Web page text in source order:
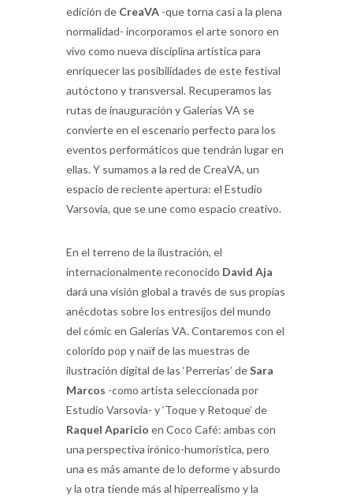
edición de CreaVA -que torna casi a la plena
normalidad- incorporamos el arte sonoro en
vivo como nueva disciplina artística para
enriquecer las posibilidades de este festival
autóctono y transversal. Recuperamos las
rutas de inauguración y Galerías VA se
convierte en el escenario perfecto para los
eventos performáticos que tendrán lugar en
ellas. Y sumamos a la red de CreaVA, un
espacio de reciente apertura: el Estudio
Varsovia, que se une como espacio creativo.
En el terreno de la ilustración, el
internacionalmente reconocido David Aja
dará una visión global a través de sus propias
anécdotas sobre los entresijos del mundo
del cómic en Galerías VA. Contaremos con el
colorido pop y naïf de las muestras de
ilustración digital de las ‘Perrerías’ deSara
Marcos -como artista seleccionada por
Estudio Varsovia- y ‘Toque y Retoque’ de
Raquel Aparicio en Coco Café: ambas con
una perspectiva irónico-humorística, pero
una es más amante de lo deforme y absurdo
y la otra tiende más al hiperrealismo y la